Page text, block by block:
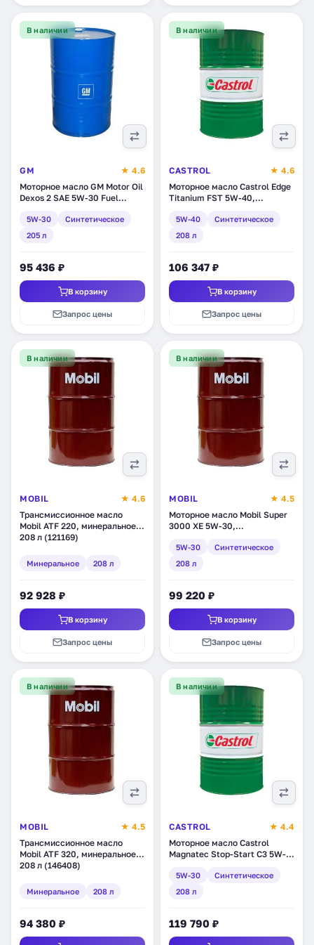
В наличии
GM
★ 4.6
Моторное масло GM Motor Oil
Dexos 2 SAE 5W-30 Fuel
синтетическое, 205 л
(1942006)
5W-30
Синтетическое
205 л
95 436 ₽
В корзину
Запрос цены
В наличии
CASTROL
★ 4.6
Моторное масло Castrol Edge
Titanium FST 5W-40,
(157B1F)
5W-40
Синтетическое
208 л
106 347 ₽
В корзину
Запрос цены
В наличии
MOBIL
★ 4.6
Трансмиссионное масло
Mobil ATF 220, минеральное,
208 л (121169)
Минеральное 208 л
92 928 ₽
В корзину
Запрос цены
В наличии
MOBIL
★ 4.5
Моторное масло Mobil Super
3000 XE 5W-30,
(150712)
5W-30
Синтетическое
208 л
99 220 ₽
В корзину
Запрос цены
В наличии
MOBIL
★ 4.5
Трансмиссионное масло
Mobil ATF 320, минеральное,
208 л (146408)
Минеральное 208 л
94 380 ₽
В наличии
CASTROL
★ 4.4
Моторное масло Castrol
Magnatec Stop-Start C3 5W-
(1572FC)
5W-30
Синтетическое
208 л
119 790 ₽